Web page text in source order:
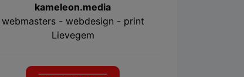
kameleon.media
webmasters - webdesign - print
Lievegem